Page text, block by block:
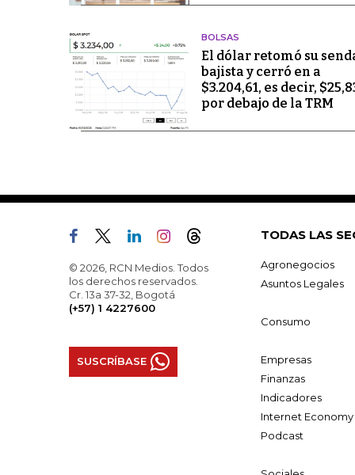
BOLSAS
El dólar retomó su
bajista y cerró en a
$3.204,61, es decir,
por debajo de la TRM
© 2026, RCN Medios. Todos
los derechos reservados.
Cr. 13a 37-32, Bogotá
(+57) 1 4227600
SUSCRÍBASE
TODAS LAS
Agronegocios
Asuntos Legales
Consumo
Empresas
Finanzas
Indicadores
Internet Economy
Podcast